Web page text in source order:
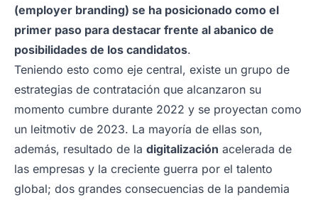
(employer branding) se ha posicionado como el
primer paso para destacar frente al abanico de
posibilidades de los candidatos.
Teniendo esto como eje central, existe un grupo de
estrategias de contratación que alcanzaron su
momento cumbre durante 2022 y se proyectan como
un leitmotiv de 2023. La mayoría de ellas son,
además, resultado de la digitalización acelerada de
las empresas y la creciente guerra por el talento
global; dos grandes consecuencias de la pandemia